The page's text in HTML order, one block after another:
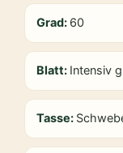
Grad: 60
Blatt: Intensiv
Tasse: